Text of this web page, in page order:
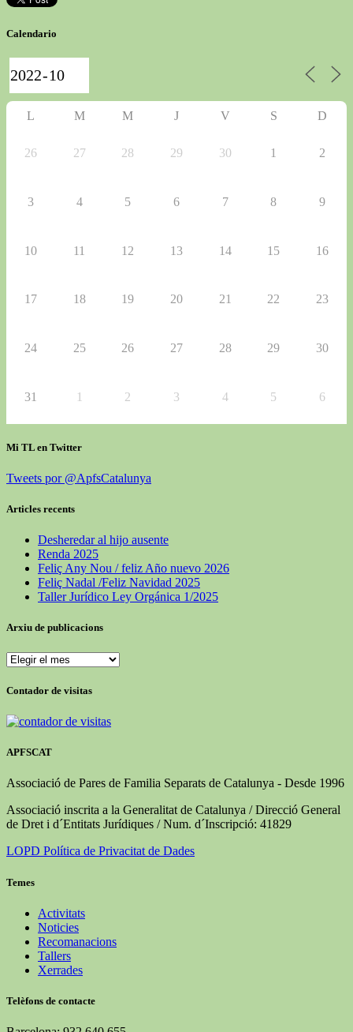
Calendario
L M M J V S D
26 27 28 29 30 1 2
3 4 5 6 7 8 9
10 11 12 13 14 15 16
17 18 19 20 21 22 23
24 25 26 27 28 29 30
31 1 2 3 4 5 6
Mi TL en Twitter
Tweets por @ApfsCatalunya
Articles recents
Desheredar al hijo ausente
Renda 2025
Feliç Any Nou / feliz Año nuevo 2026
Feliç Nadal /Feliz Navidad 2025
Taller Jurídico Ley Orgánica 1/2025
Arxiu de publicacions
Contador de visitas
APFSCAT
Associació de Pares de Familia Separats de Catalunya - Desde 1996
Associació inscrita a la Generalitat de Catalunya / Direcció General
de Dret i d´Entitats Jurídiques / Num. d´Inscripció: 41829
LOPD Política de Privacitat de Dades
Temes
Activitats
Noticies
Recomanacions
Tallers
Xerrades
Telèfons de contacte